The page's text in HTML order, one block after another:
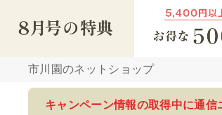
市川園のネットショップ
キャンペーン情報の取得中に通信